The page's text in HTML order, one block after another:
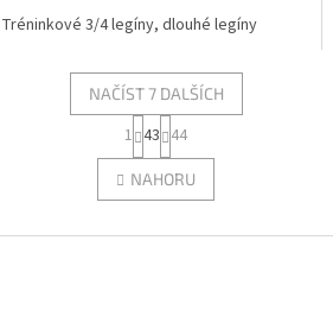
5
Tréninkové 3/4 legíny, dlouhé legíny
O
v
l
d
NAČÍST 7 DALŠÍCH
S
t
r
á
n
1 43 44
NAHORU